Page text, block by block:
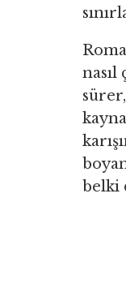
nasıl
belki